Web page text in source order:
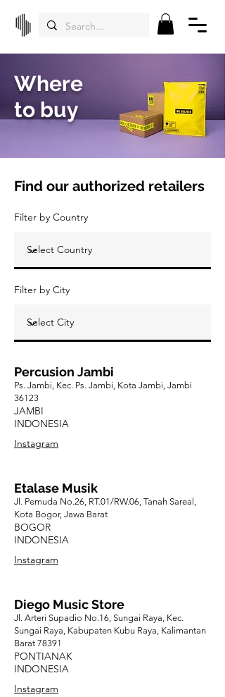
Where
to buy
Find our authorized retailers
Filter by Country
Filter by City
Percusion Jambi
Ps. Jambi, Kec. Ps. Jambi, Kota Jambi, Jambi
36123
JAMBI
INDONESIA
Instagram
Etalase Musik
Jl. Pemuda No.26, RT.01/RW.06, Tanah Sareal,
Kota Bogor, Jawa Barat
BOGOR
INDONESIA
Instagram
Diego Music Store
Jl. Arteri Supadio No.16, Sungai Raya, Kec.
Sungai Raya, Kabupaten Kubu Raya, Kalimantan
Barat 78391
PONTIANAK
INDONESIA
Instagram